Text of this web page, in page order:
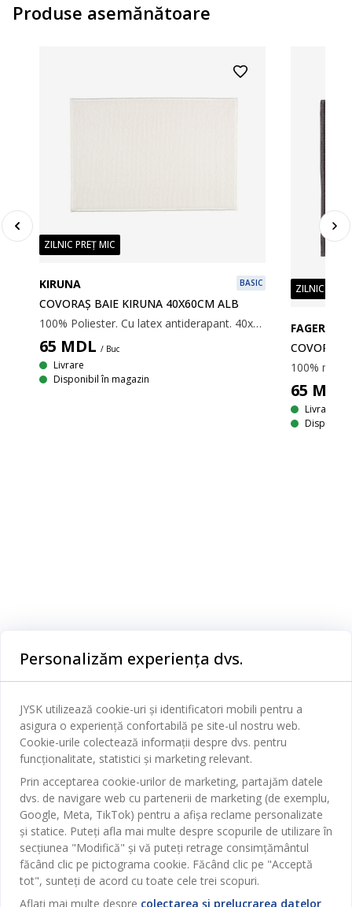
Produse asemănătoare
ZILNIC PREȚ MIC
KIRUNA BASIC
COVORAȘ BAIE KIRUNA 40X60CM ALB
100% Poliester. Cu latex antiderapant. 40x60 cm
65 MDL / Buc
Livrare
Disponibil în magazin
ZILNIC PREȚ
FAGERSTA
COVORAȘ
65 MDL
Livrare
Disponibil
Baie
Birou
Sufragerie
Bucătărie
Depozitare
Perdele
Grădină
Contact Relații Clienți
Magazine și program
Broșură
Termeni si conditii vânzări online
Garantia prețului
Garanția Produselor
Politica de confidentialitate
JYSK
Despre JYSK
JYSK.com
Presă
Locuri de muncă
Newsletter
SEDIU CENTRAL
TAROL-DD S.R.L. str. Jubiliara, 41A mun. Chișinău, Republica
Moldova
JYSK BUSINESS TO BUSINESS
Vânzări și relații clienți persoane juridice
JYSK RELAȚII CLIENȚI
Contact Relații Clienți
Telefon: 022 022 030
E-mail: support@jysk.md
Urmărește Jysk
Personalizăm experiența dvs.
JYSK utilizează cookie-uri și identificatori mobili pentru a
asigura o experiență confortabilă pe site-ul nostru web.
Cookie-urile colectează informații despre dvs. pentru
funcționalitate, statistici și marketing relevant.
Prin acceptarea cookie-urilor de marketing, partajăm datele
dvs. de navigare web cu partenerii de marketing (de exemplu,
Google, Meta, TikTok) pentru a afișa reclame personalizate
și statice. Puteți afla mai multe despre scopurile de utilizare în
secțiunea "Modifică" și vă puteți retrage consimțământul
făcând clic pe pictograma cookie. Făcând clic pe "Acceptă
tot", sunteți de acord cu toate cele trei scopuri.
Aflați mai multe despre colectarea și prelucrarea datelor